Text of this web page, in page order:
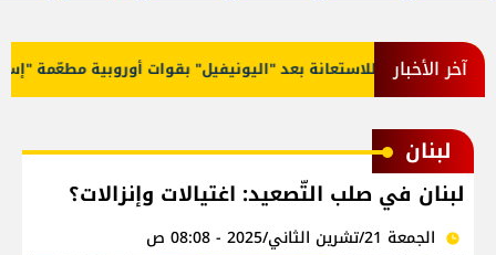
آخر الأخبار
ومَيل للاستعانة بعد "اليونيفيل" بقوات أوروبية مطعّمة
لبنان
لبنان في صلب التّصعيد: اغتيالات وإنزالات؟
الجمعة 21/تشرين الثاني/2025 - 08:08 ص